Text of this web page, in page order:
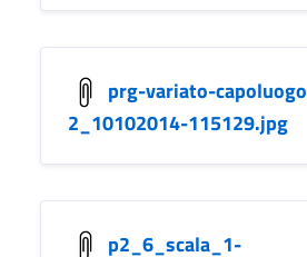
prg-variato-
2_10102014-115129.jpg
p2_6_scala_1-